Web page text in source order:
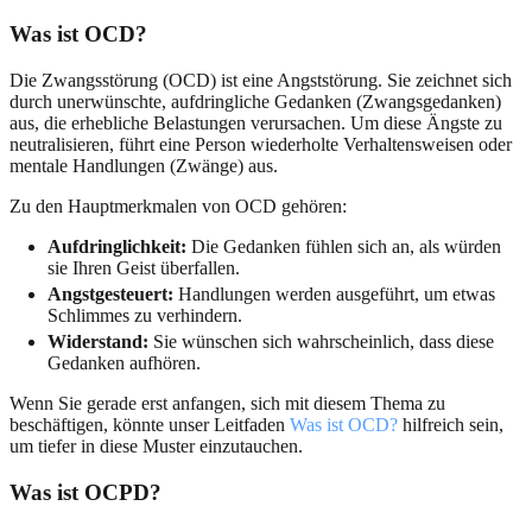
Was ist OCD?
Die Zwangsstörung (OCD) ist eine Angststörung. Sie zeichnet sich
durch unerwünschte, aufdringliche Gedanken (Zwangsgedanken)
aus, die erhebliche Belastungen verursachen. Um diese Ängste zu
neutralisieren, führt eine Person wiederholte Verhaltensweisen oder
mentale Handlungen (Zwänge) aus.
Zu den Hauptmerkmalen von OCD gehören:
Aufdringlichkeit: Die Gedanken fühlen sich an, als würden
sie Ihren Geist überfallen.
Angstgesteuert: Handlungen werden ausgeführt, um etwas
Schlimmes zu verhindern.
Widerstand: Sie wünschen sich wahrscheinlich, dass diese
Gedanken aufhören.
Wenn Sie gerade erst anfangen, sich mit diesem Thema zu
beschäftigen, könnte unser Leitfaden Was ist OCD? hilfreich sein,
um tiefer in diese Muster einzutauchen.
Was ist OCPD?